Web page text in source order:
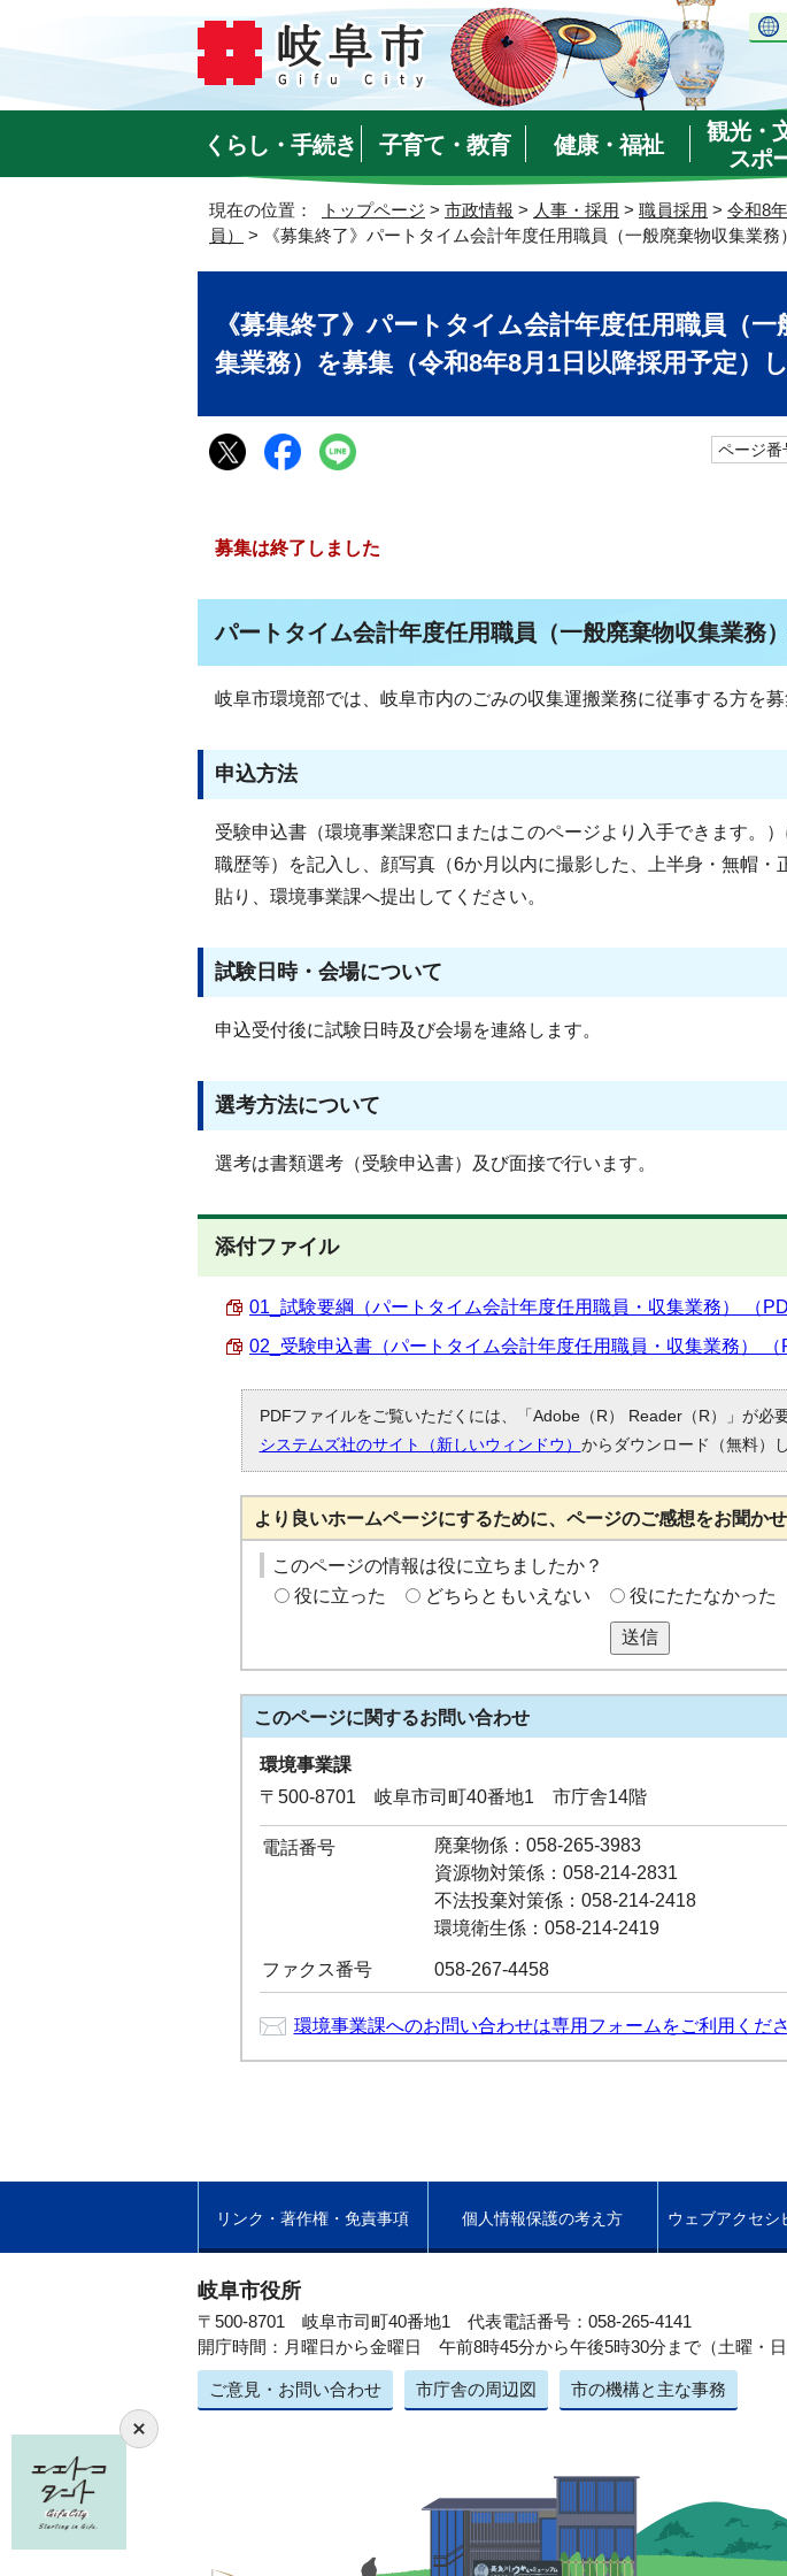
くらし・手続き 子育て・教育 健康・福祉
観光・
スポ
現在の位置： トップページ > 市政情報 > 人事・採用 > 職員採用 > 令和8
員）
> 《募集終了》パートタイム会計年度任用職員（一般廃棄物収集業
《募集終了》パートタイム会計年度任用職員（一
集業務）を募集（令和8年8月1日以降採用予定）
ページ
募集は終了しました
パートタイム会計年度任用職員（一般廃棄物収集業務
岐阜市環境部では、岐阜市内のごみの収集運搬業務に従事する方を募
申込方法
受験申込書（環境事業課窓口またはこのページより入手できます。
職歴等）を記入し、顔写真（6か月以内に撮影した、上半身・無帽・
貼り、環境事業課へ提出してください。
試験日時・会場について
申込受付後に試験日時及び会場を連絡します。
選考方法について
選考は書類選考（受験申込書）及び面接で行います。
添付ファイル
01_試験要綱（パートタイム会計年度任用職員・収集業務） （
02_受験申込書（パートタイム会計年度任用職員・収集業務） （
PDFファイルをご覧いただくには、「Adobe（R） Reader（R）」が必
システムズ社のサイト（新しいウィンドウ） からダウンロード（無料）
より良いホームページにするために、ページのご感想をお聞かせ
このページの情報は役に立ちましたか？
役に立った
どちらともいえない 役にたたなかった
送信
このページに関するお問い合わせ
環境事業課
〒500-8701 岐阜市司町40番地1 市庁舎14階
電話番号
廃棄物係：058-265-3983
資源物対策係：058-214-2831
不法投棄対策係：058-214-2418
環境衛生係：058-214-2419
ファクス番号 058-267-4458
環境事業課へのお問い合わせは専用フォームをご利用くださ
リンク・著作権・免責事項 個人情報保護の考え方 ウェブアクセシ
岐阜市役所
〒500-8701 岐阜市司町40番地1 代表電話番号：058-265-4141
開庁時間：月曜日から金曜日 午前8時45分から午後5時30分まで（土曜・日
ご意見・お問い合わせ 市庁舎の周辺図 市の機構と主な事務